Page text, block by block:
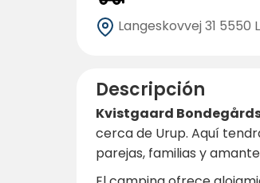
Langeskovvej 31 5550
Descripción
Kvistgaard
cerca de Urup. Aquí
parejas, familias y